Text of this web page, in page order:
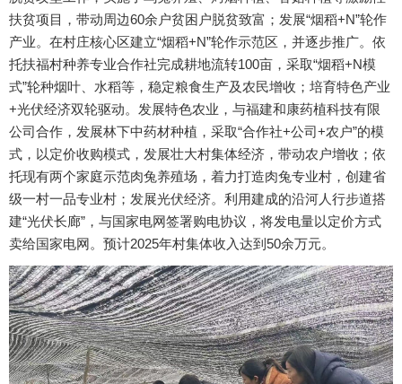
扶贫项目，带动周边60余户贫困户脱贫致富；发展“烟稻+N”轮作
产业。在村庄核心区建立“烟稻+N”轮作示范区，并逐步推广。依
托扶福村种养专业合作社完成耕地流转100亩，采取“烟稻+N模
式”轮种烟叶、水稻等，稳定粮食生产及农民增收；培育特色产业
+光伏经济双轮驱动。发展特色农业，与福建和康药植科技有限
公司合作，发展林下中药材种植，采取“合作社+公司+农户”的模
式，以定价收购模式，发展壮大村集体经济，带动农户增收；依
托现有两个家庭示范肉兔养殖场，着力打造肉兔专业村，创建省
级一村一品专业村；发展光伏经济。利用建成的沿河人行步道搭
建“光伏长廊”，与国家电网签署购电协议，将发电量以定价方式
卖给国家电网。预计2025年村集体收入达到50余万元。